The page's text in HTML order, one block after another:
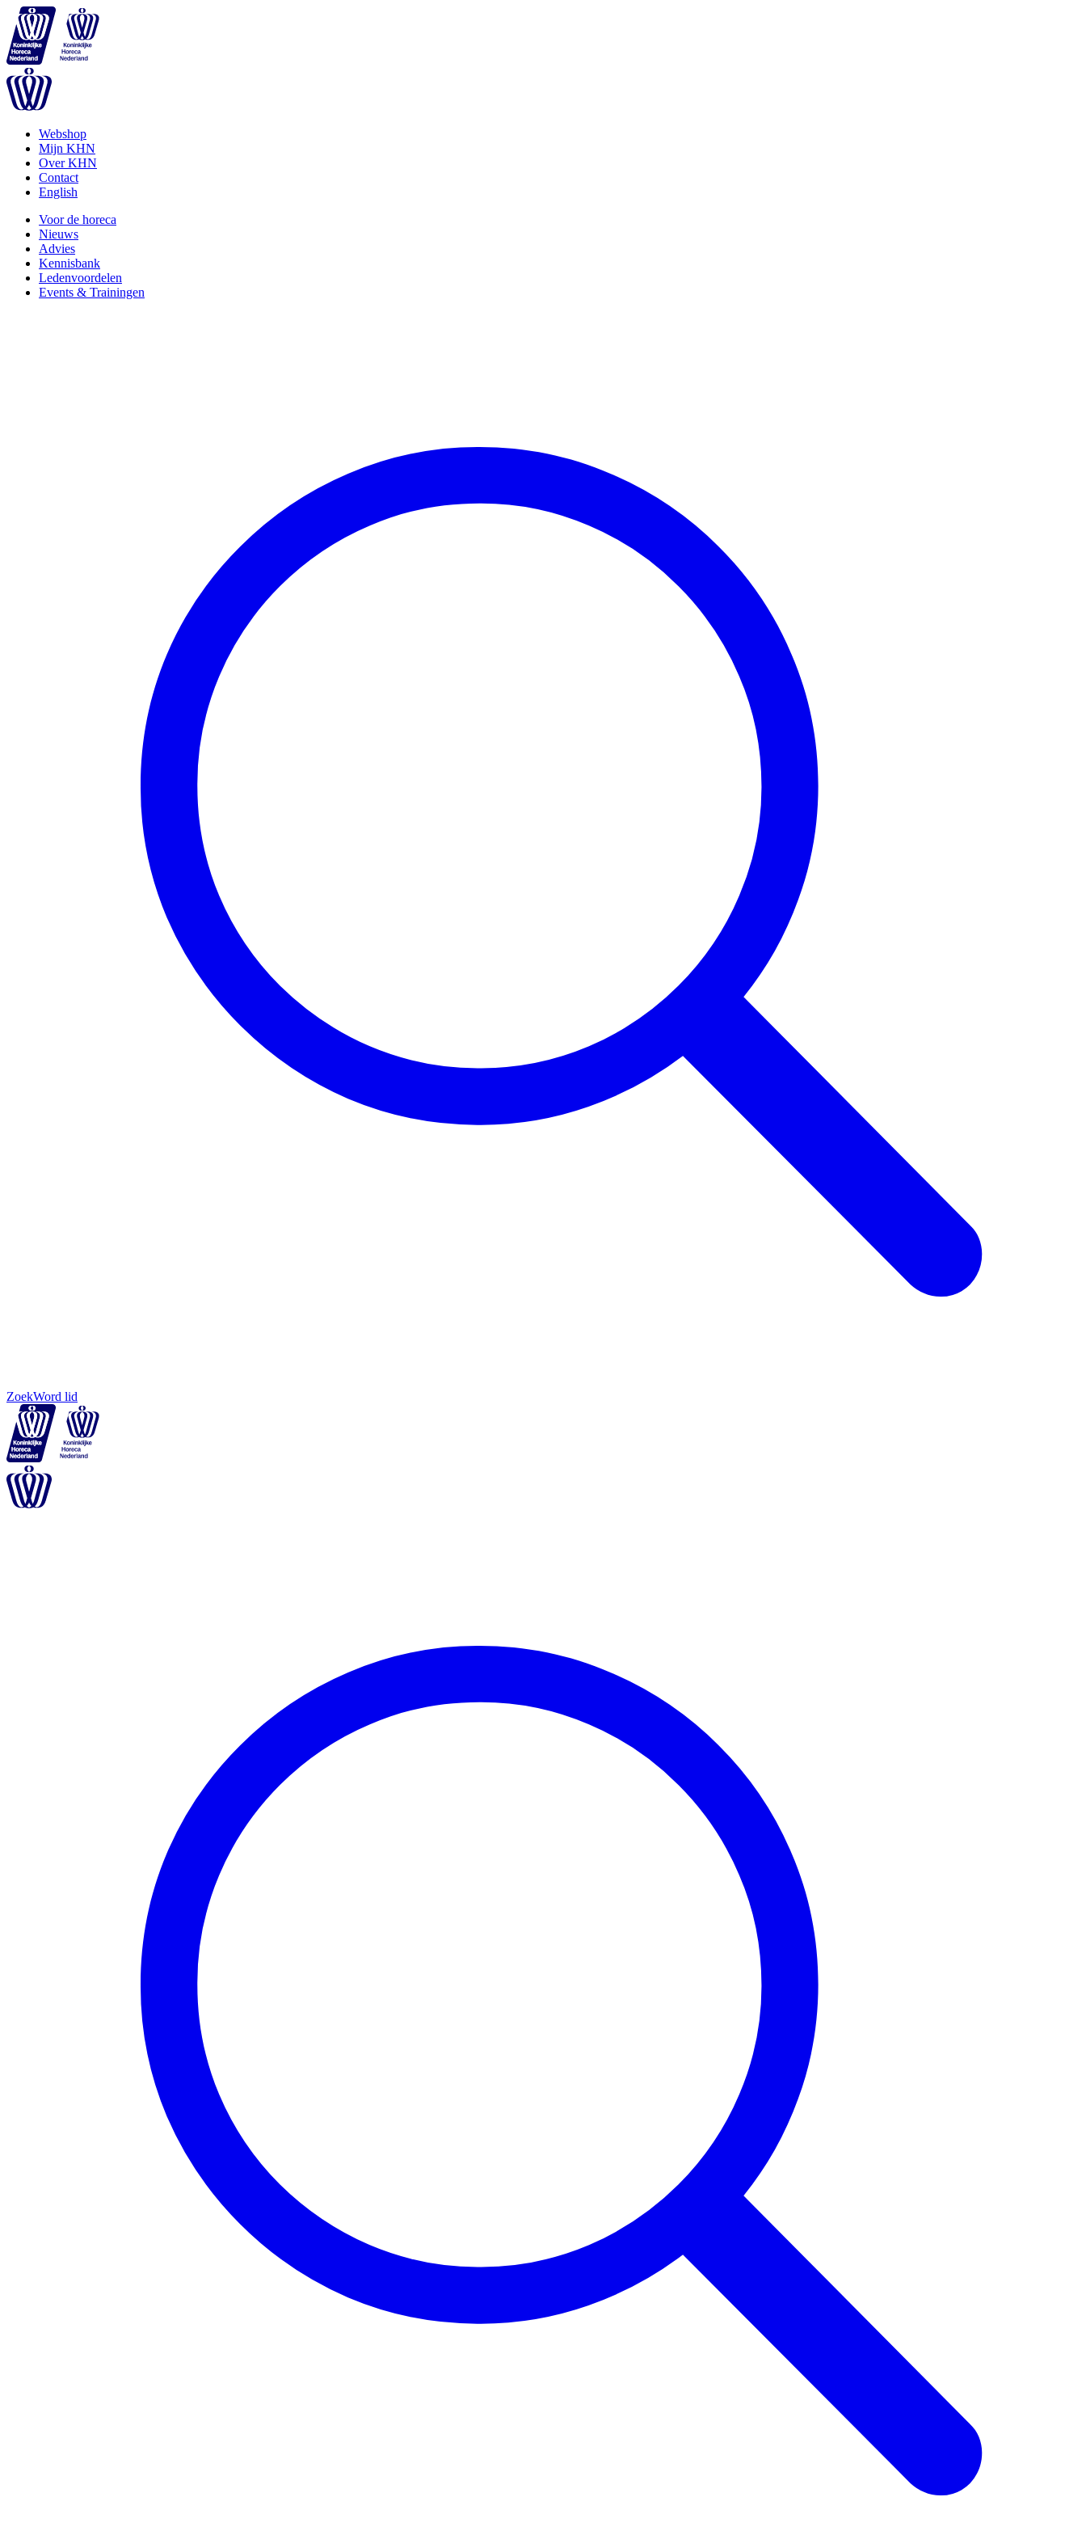
Webshop
Mijn KHN
Over KHN
Contact
English
Voor de horeca
Nieuws
Advies
Kennisbank
Ledenvoordelen
Events & Trainingen
ZoekWord lid